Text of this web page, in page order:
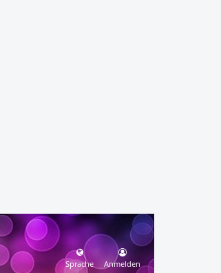
Sprache Anmelden